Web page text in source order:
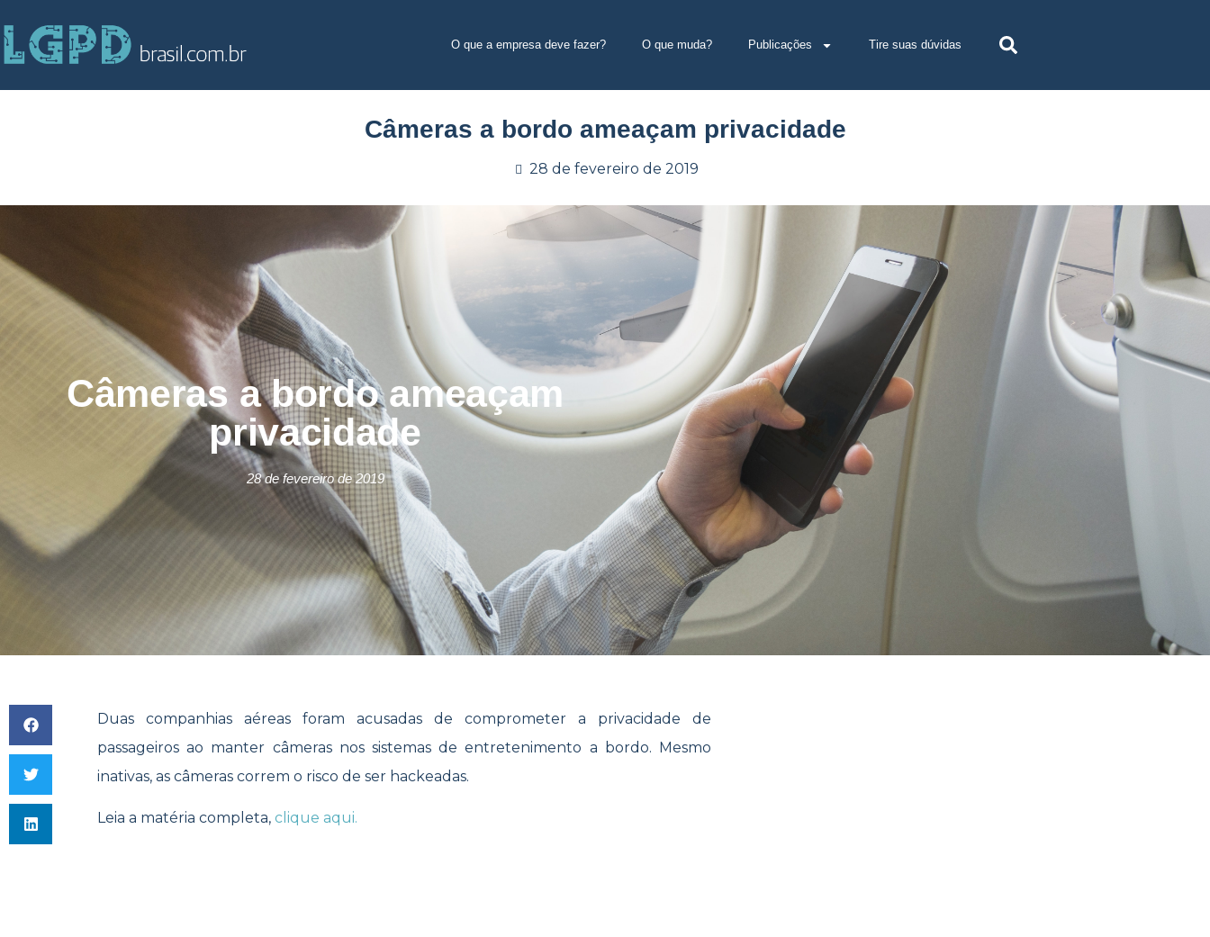
O que a empresa deve fazer? O que muda? Publicações Tire suas dúvidas
Câmeras a bordo ameaçam privacidade
28 de fevereiro de 2019
Câmeras a bordo ameaçam
privacidade
28 de fevereiro de 2019
Duas companhias aéreas foram acusadas de comprometer a privacidade de
passageiros ao manter câmeras nos sistemas de entretenimento a bordo. Mesmo
inativas, as câmeras correm o risco de ser hackeadas.
Leia a matéria completa, clique aqui.